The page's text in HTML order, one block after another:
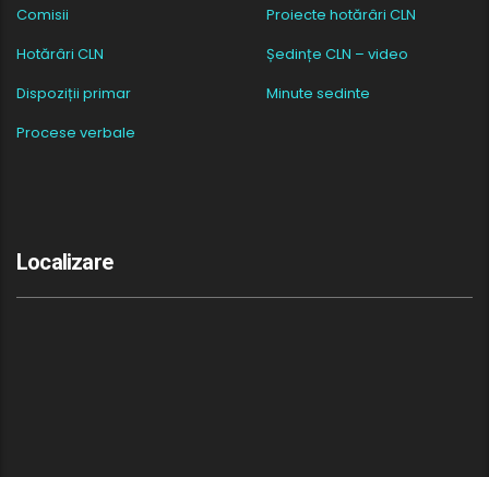
Comisii
Proiecte hotărâri CLN
Hotărâri CLN
Ședințe CLN – video
Dispoziții primar
Minute sedinte
Procese verbale
Localizare